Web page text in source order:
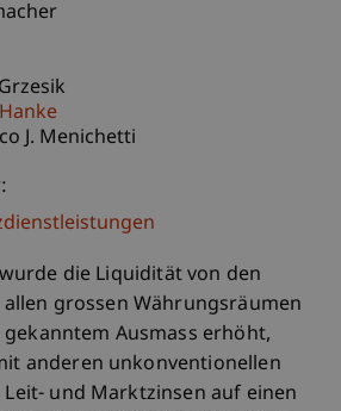
J. Menichetti
die Liquidität von den
grossen Währungsräumen
Ausmass erhöht,
anderen unkonventionellen
und Marktzinsen auf einen